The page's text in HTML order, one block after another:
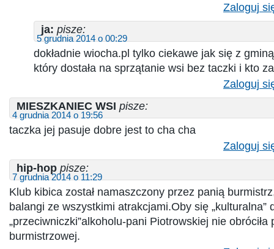
Zaloguj
ja: pisze:
5 grudnia 2014 o 00:29
dokładnie wiocha.pl tylko ciekawe jak się z
który dostała na sprzątanie wsi bez taczki i kto
Zaloguj
MIESZKANIEC WSI pisze:
4 grudnia 2014 o 19:56
taczka jej pasuje dobre jest to cha cha
Zaloguj
hip-hop pisze:
7 grudnia 2014 o 11:29
Klub kibica został namaszczony przez panią
balangi ze wszystkimi atrakcjami.Oby się „kulturalna”
„przeciwniczki”alkoholu-pani Piotrowskiej nie obróciła
burmistrzowej.